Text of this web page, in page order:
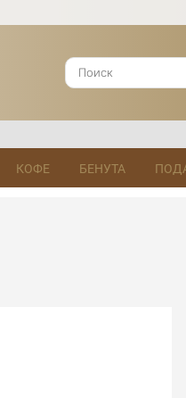
КОФЕ БЕНУТА